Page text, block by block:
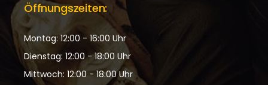
Öffnungszeiten:
Montag: 12:00 - 16:00 Uhr
Dienstag: 12:00 - 18:00 Uhr
Mittwoch: 12:00 - 18:00 Uhr